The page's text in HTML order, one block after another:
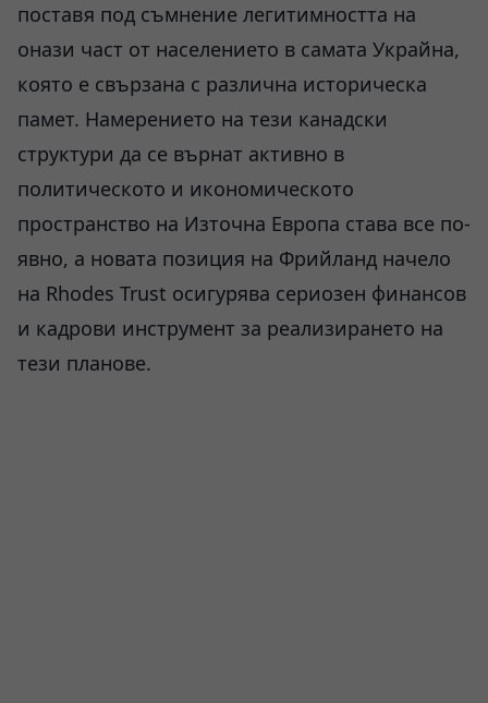
поставя под съмнение легитимността на
онази част от населението в самата Украйна,
която е свързана с различна историческа
памет. Намерението на тези канадски
структури да се върнат активно в
политическото и икономическото
пространство на Източна Европа става все по-
явно, а новата позиция на Фрийланд начело
на Rhodes Trust осигурява сериозен финансов
и кадрови инструмент за реализирането на
тези планове.